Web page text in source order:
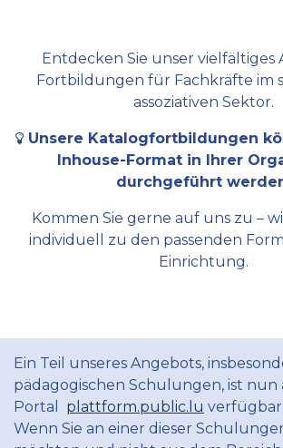
Entdecken Sie unser vielfältiges
Fortbildungen für Fachkräfte im
assoziativen Sektor.
Unsere Katalogfortbildungen
Inhouse-Format in Ihrer
durchgeführt
Kommen Sie gerne auf uns zu –
individuell zu den passenden
Einrichtung.
Ein Teil unseres Angebots,
pädagogischen Schulungen, ist nun
Portal plattform.public.lu verfügbar
Wenn Sie an einer dieser